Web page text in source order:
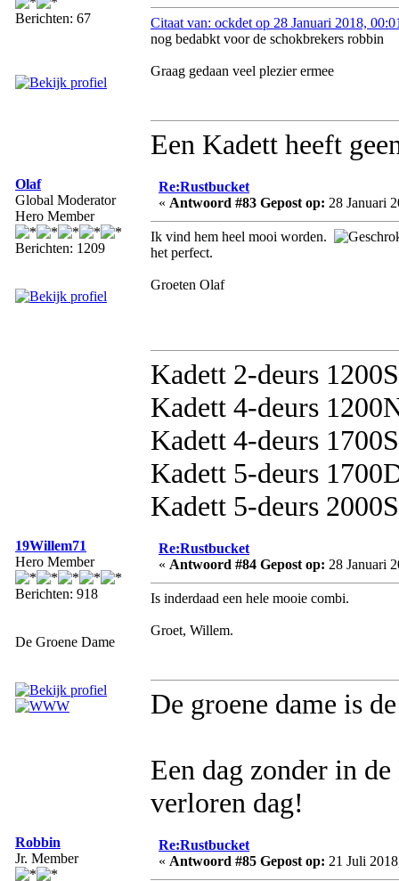
Berichten: 67
Citaat van: ockdet op 28 Januari 2018,
nog bedabkt voor de schokbrekers robbin
Graag gedaan veel plezier ermee
Een Kadett heeft
Olaf
Global Moderator
Hero Member
Berichten: 1209
Re:Rustbucket
« Antwoord #83 Gepost op: 28 Januari
Ik vind hem heel mooi worden.
het perfect.
Groeten Olaf
Kadett 2-deurs
Kadett 4-deurs
Kadett 4-deurs
Kadett 5-deurs
Kadett 5-deurs
19Willem71
Hero Member
Berichten: 918
De Groene Dame
Re:Rustbucket
« Antwoord #84 Gepost op: 28 Januari
Is inderdaad een hele mooie combi.
Groet, Willem.
De groene dame is
Een dag zonder in
verloren dag!
Robbin
Jr. Member
Re:Rustbucket
« Antwoord #85 Gepost op: 21 Juli